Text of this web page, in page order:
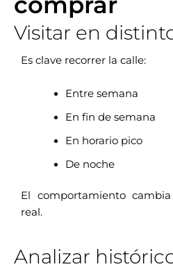
Visitar en
Es clave recorrer la calle:
Entre semana
En fin de semana
En horario pico
De noche
El comportamiento
real.
Analizar